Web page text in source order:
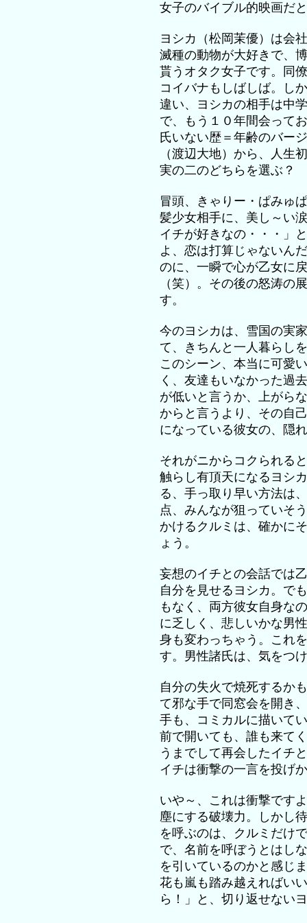
女子のバイブル的映画だ
ヨシカ（松岡茉優）は会
滅種の動物が大好きで、
貰うオタク女子です。同
コイバナもしばしば。し
違い、ヨシカの相手は中
で、もう１０年間会って
氏いない歴＝年齢のバー
（渡辺大地）から、人生
実の二のどちらを選ぶ？
冒頭、きゃりー・ぱみゅ
髪少女相手に、美し～い
イチが好きなの・・・」
よ、恋は打算じゃないん
のに、一瞬で心が乙女に
（笑）。その後の怒涛の
す。
今のヨシカは、雪国の実
て、きちんと一人暮らし
このシーン、本当に可愛
く、友達もいなかった過
が低いと言うか、上がら
からと言うより、その自
になっている彼女の、隠
それがニからコクられる
触らし有頂天になるヨシ
る、手っ取り早い方法は
点、みんなが狙っていそ
かけるクルミは、確かに
ょう。
妄想のイチとの会話では
自分を見せるヨシカ。で
もなく、両方彼女自身な
に乏しく、悲しいかな男
身も変わっちゃう。これ
す。男性諸氏は、気をつ
自分の失火で焼死するか
て邪な手で同窓会を開き
手も、コミカルに描いて
前で開いても、誰も来て
うまでして再会したイチ
イチは衝撃の一言を投げ
いや～、これは衝撃です
塵にする破壊力。しかし
を呼ぶのは、クルミだけ
で、名前を呼ぼうとはし
を引いているのかと感じ
花も嵐も踏み越えればい
ら！」と、切り返せない